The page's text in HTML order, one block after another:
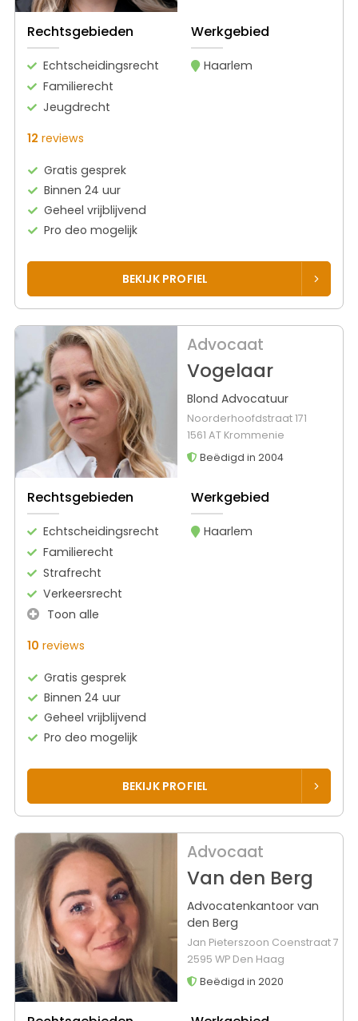
Rechtsgebieden
Echtscheidingsrecht
Familierecht
Jeugdrecht
Werkgebied
Haarlem
12 reviews
Gratis gesprek
Binnen 24 uur
Geheel vrijblijvend
Pro deo mogelijk
BEKIJK PROFIEL
Advocaat
Vogelaar
Blond Advocatuur
Noorderhoofdstraat 171
1561 AT Krommenie
Beëdigd in 2004
Rechtsgebieden
Echtscheidingsrecht
Familierecht
Strafrecht
Verkeersrecht
Toon alle
Werkgebied
Haarlem
10 reviews
Gratis gesprek
Binnen 24 uur
Geheel vrijblijvend
Pro deo mogelijk
BEKIJK PROFIEL
Advocaat
Van den Berg
Advocatenkantoor van
den Berg
Jan Pieterszoon Coenstraat 7
2595 WP Den Haag
Beëdigd in 2020